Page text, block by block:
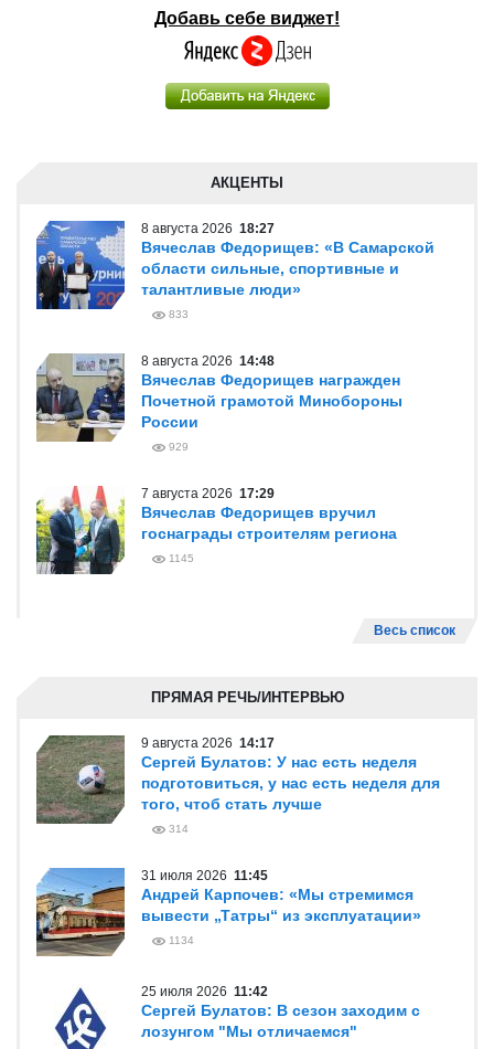
Добавь себе виджет!
АКЦЕНТЫ
8 августа 2026 18:27
Вячеслав Федорищев: «В Самарской
области сильные, спортивные и
талантливые люди»
833
8 августа 2026 14:48
Вячеслав Федорищев награжден
Почетной грамотой Минобороны
России
929
7 августа 2026 17:29
Вячеслав Федорищев вручил
госнаграды строителям региона
1145
Весь список
ПРЯМАЯ РЕЧЬ/ИНТЕРВЬЮ
9 августа 2026 14:17
Сергей Булатов: У нас есть неделя
подготовиться, у нас есть неделя для
того, чтоб стать лучше
314
31 июля 2026 11:45
Андрей Карпочев: «Мы стремимся
вывести „Татры“ из эксплуатации»
1134
25 июля 2026 11:42
Сергей Булатов: В сезон заходим с
лозунгом "Мы отличаемся"